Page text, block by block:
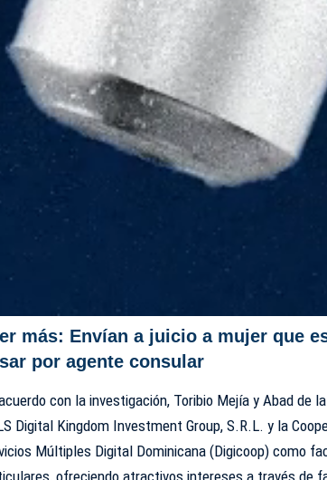
más: Envían a juicio a mujer que
por agente consular
con la investigación, Toribio Mejía y Abad de
Digital Kingdom Investment Group, S.R.L. y la
Múltiples Digital Dominicana (Digicoop) como
ofreciendo atractivos intereses a través de